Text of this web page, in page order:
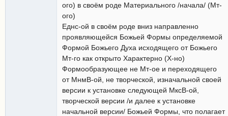
ого) в своём роде Материального /начала/ (Мт-
ого)
Еднс-ой в своём роде вниз направленно
проявляющейся Божьей Формы определяемой
Формой Божьего Духа исходящего от Божьего
Мт-го как открыто Характерно (Х-но)
Формообразующее не Мт-ое и переходящего
от МнмВ-ой, не творческой, изначальной своей
версии к установке следующей МксВ-ой,
творческой версии /и далее к установке
начальной версии/ Божьей Формы, что полагает